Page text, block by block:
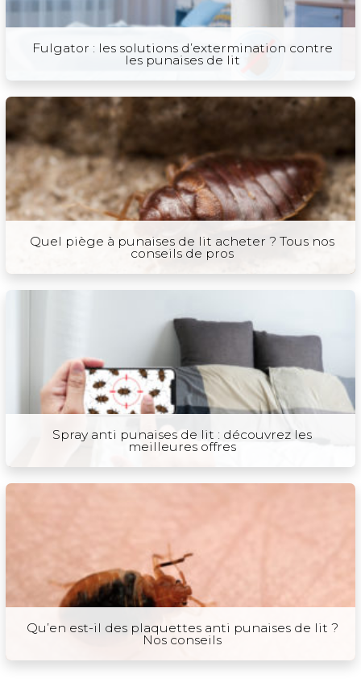
Fulgator : les solutions d’extermination contre
les punaises de lit
Quel piège à punaises de lit acheter ? Tous nos
conseils de pros
Spray anti punaises de lit : découvrez les
meilleures offres
Qu’en est-il des plaquettes anti punaises de lit ?
Nos conseils